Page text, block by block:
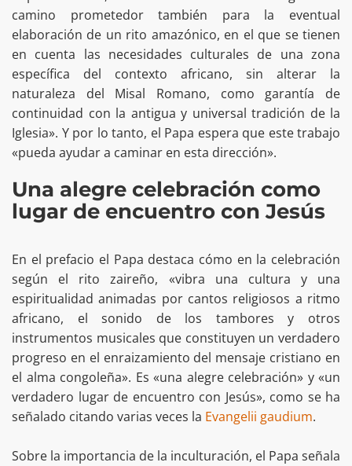
camino prometedor también para la eventual
elaboración de un rito amazónico, en el que se tienen
en cuenta las necesidades culturales de una zona
específica del contexto africano, sin alterar la
naturaleza del Misal Romano, como garantía de
continuidad con la antigua y universal tradición de la
Iglesia». Y por lo tanto, el Papa espera que este trabajo
«pueda ayudar a caminar en esta dirección».
Una alegre celebración como
lugar de encuentro con Jesús
En el prefacio el Papa destaca cómo en la celebración
según el rito zaireño, «vibra una cultura y una
espiritualidad animadas por cantos religiosos a ritmo
africano, el sonido de los tambores y otros
instrumentos musicales que constituyen un verdadero
progreso en el enraizamiento del mensaje cristiano en
el alma congoleña». Es «una alegre celebración» y «un
verdadero lugar de encuentro con Jesús», como se ha
señalado citando varias veces la Evangelii gaudium.
Sobre la importancia de la inculturación, el Papa señala